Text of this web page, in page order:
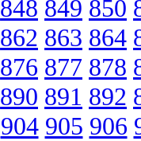
848 849 850
862 863 864
876 877 878
890 891 892
904 905 906